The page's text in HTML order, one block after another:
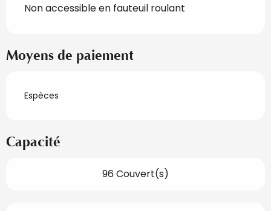
Non accessible en fauteuil roulant
Moyens de paiement
Espèces
Capacité
96 Couvert(s)